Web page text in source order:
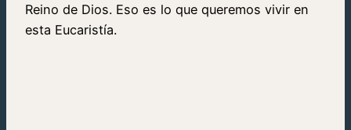
Reino de Dios. Eso es lo que queremos vivir en
esta Eucaristía.